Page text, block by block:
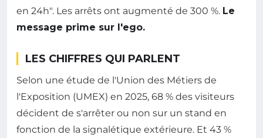
en 24h". Les arrêts ont augmenté de 300 %. Le
message prime sur l'ego.
LES CHIFFRES QUI PARLENT
Selon une étude de l'Union des Métiers de
l'Exposition (UMEX) en 2025, 68 % des visiteurs
décident de s'arrêter ou non sur un stand en
fonction de la signalétique extérieure. Et 43 %